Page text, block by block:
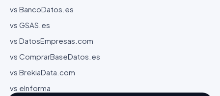
vs BancoDatos.es
vs GSAS.es
vs DatosEmpresas.com
vs ComprarBaseDatos.es
vs BrekiaData.com
vs eInforma